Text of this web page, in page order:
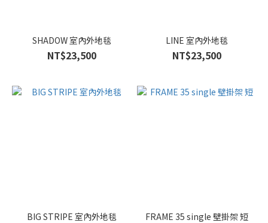
SHADOW 室內外地毯
NT$23,500
LINE 室內外地毯
NT$23,500
BIG STRIPE 室內外地毯 FRAME 35 single 壁掛架 短